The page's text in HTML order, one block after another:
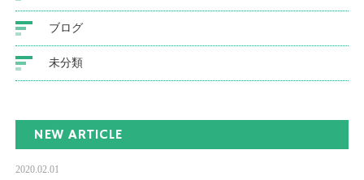
ブログ
未分類
NEW ARTICLE
2020.02.01